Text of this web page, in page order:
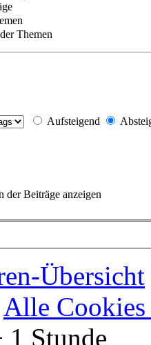
Themen
Aufsteigend
der Beiträge anzeigen
Übersicht
Alle Cookies
Stunde